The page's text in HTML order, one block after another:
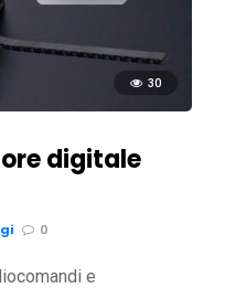
30
digitale
0
e